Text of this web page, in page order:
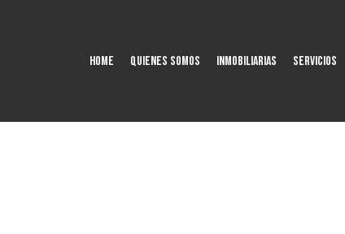
HOME QUIENES SOMOS Inmobiliarias SERVICIOS